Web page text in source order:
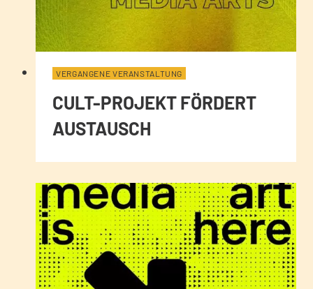
VERGANGENE VERANSTALTUNG
CULT-PROJEKT FÖRDERT
AUSTAUSCH